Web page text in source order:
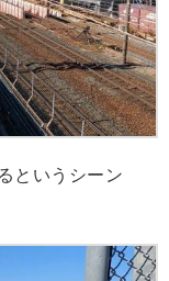
というシーン